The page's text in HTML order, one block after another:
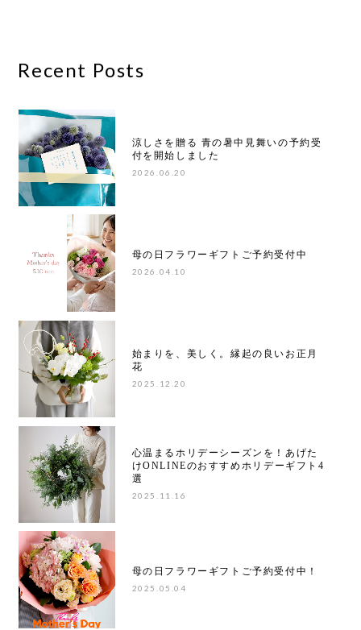
Recent Posts
涼しさを贈る 青の暑中見舞いの予約受
付を開始しました
2026.06.20
母の日フラワーギフトご予約受付中
2026.04.10
始まりを、美しく。縁起の良いお正月
花
2025.12.20
心温まるホリデーシーズンを！あげた
けONLINEのおすすめホリデーギフト4
選
2025.11.16
母の日フラワーギフトご予約受付中！
2025.05.04